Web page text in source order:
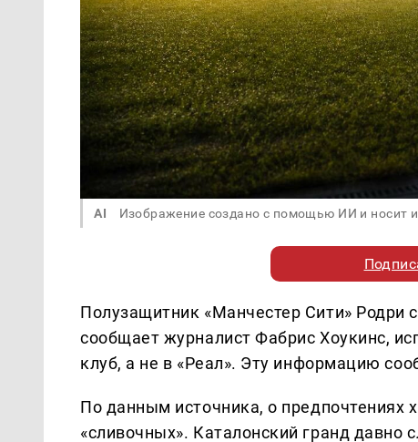
AI Изображение создано с помощью ИИ и носит
Полузащитник «Манчестер Сити» Родри
сообщает журналист Фабрис Хоукинс,
клуб, а не в «Реал». Эту информацию
По данным источника, о предпочтениях
«сливочных». Каталонский гранд давно